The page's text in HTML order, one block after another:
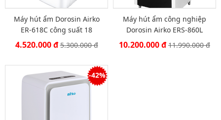
Máy hút ẩm Dorosin Airko
ER-618C công suất 18
lít/ngày
4.520.000 đ5.300.000 đ
Máy hút ẩm công nghiệp
Dorosin Airko ERS-860L
công suất 60 lít/ ngày
10.200.000 đ11.990.000 đ
-42%